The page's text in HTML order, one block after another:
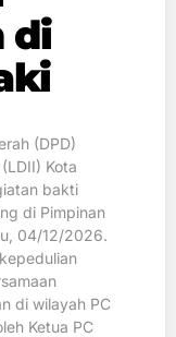
di
(DPD)
Kota
bakti
di Pimpinan
04/12/2026.
di wilayah PC
Ketua PC